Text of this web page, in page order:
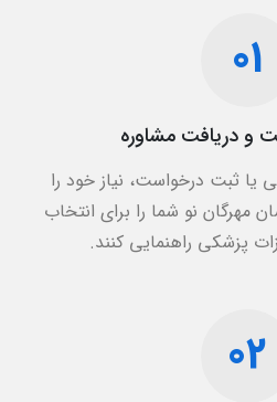
01
و دریافت مشاوره
یا ثبت درخواست، نیاز خود را
مهرگان نو شما را برای انتخاب
پزشکی راهنمایی کنند.
02